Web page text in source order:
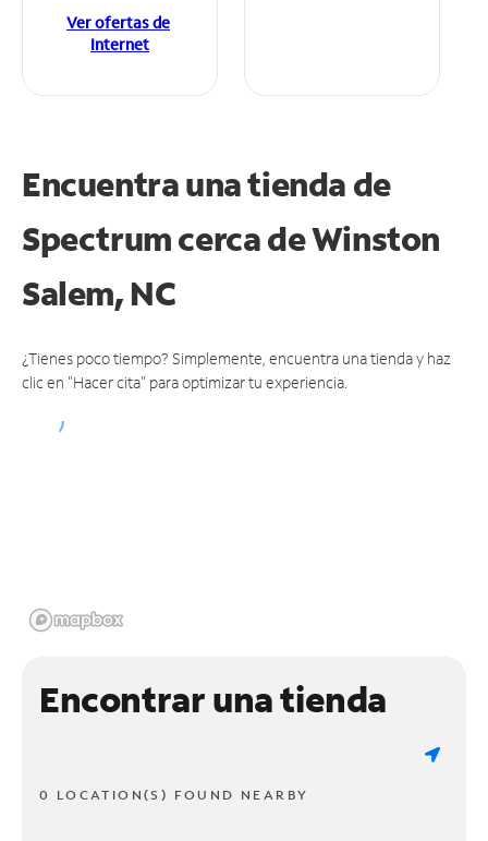
Ver ofertas de
Internet
Encuentra una tienda de
Spectrumcerca de Winston
Salem, NC
¿Tienes poco tiempo? Simplemente, encuentra una tienda y haz
clic en "Hacer cita" para optimizar tu experiencia.
Encontrar una tienda
0 LOCATION(S) FOUND NEARBY